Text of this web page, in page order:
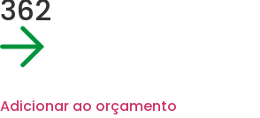
362
Adicionar ao orçamento